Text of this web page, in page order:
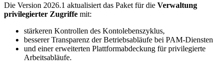
Die Version 2026.1 aktualisiert das Paket für die Verwaltung
privilegierter Zugriffe mit:
stärkeren Kontrollen des Kontolebenszyklus,
besserer Transparenz der Betriebsabläufe bei PAM-Diensten
und einer erweiterten Plattformabdeckung für privilegierte
Arbeitsabläufe.